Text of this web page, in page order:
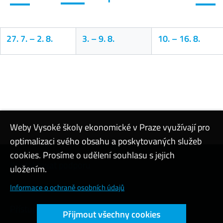
27. 7.–2. 8. 3.–9. 8. 10.–16. 8.
Kontaktovat podporu
Nastavení cookies
Přístupnost webu
Weby Vysoké školy ekonomické v Praze využívají pro
optimalizaci svého obsahu a poskytovaných služeb
cookies. Prosíme o udělení souhlasu s jejich
uložením.
Informace o ochraně osobních údajů
Přijmout všechny cookies